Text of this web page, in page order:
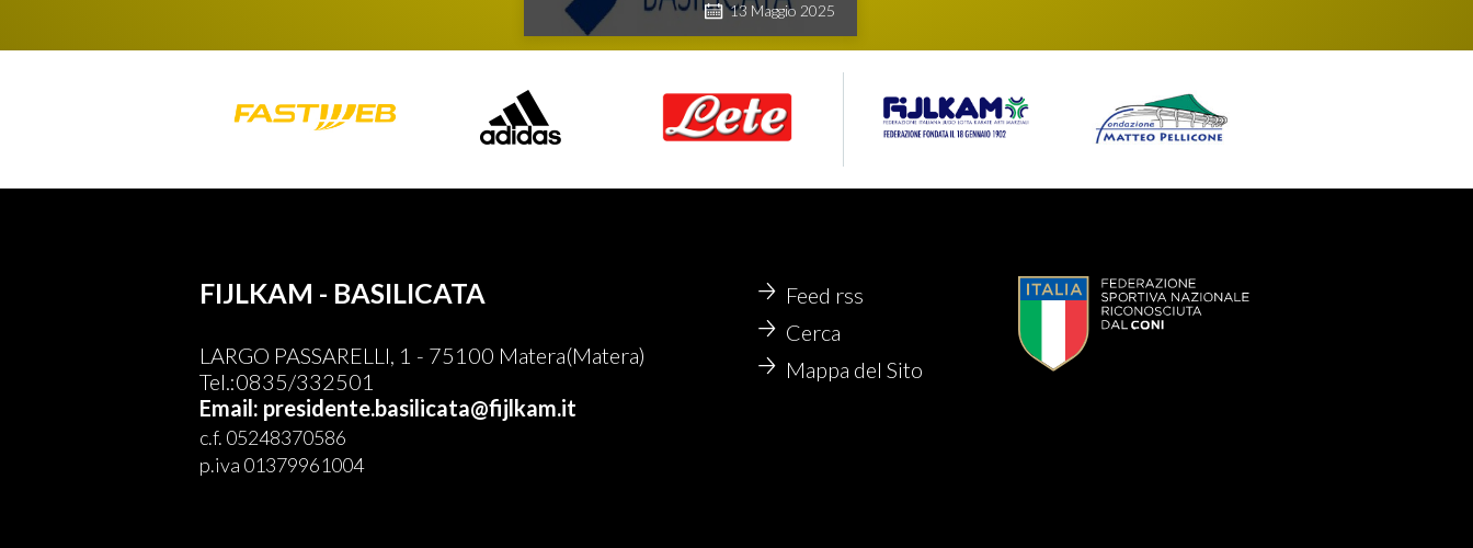
13 Maggio 2025
FIJLKAM - BASILICATA
LARGO PASSARELLI, 1 - 75100 Matera(Matera)
Tel.:0835/332501
Email: presidente.basilicata@fijlkam.it
c.f. 05248370586
p.iva 01379961004
Feed rss
Cerca
Mappa del Sito